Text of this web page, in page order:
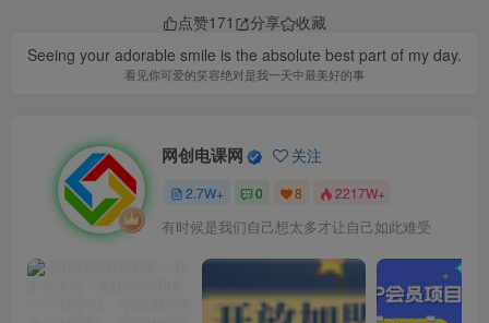
点赞171 分享
收藏
Seeing your adorable smile is the absolute best part of my day.
看见你可爱的笑容绝对是我一天中最美好的事
网创电课网 关注
2.7W+ 0 8 2217W+
有时候是我们自己想太多才让自己如此难受